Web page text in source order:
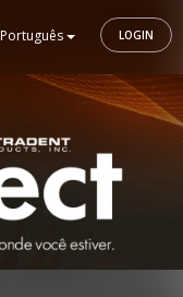
Português LOGIN